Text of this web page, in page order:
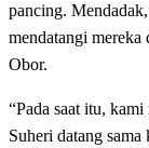
pancing.
mendatangi mereka
Obor.
“Pada saat itu,
Suheri datang